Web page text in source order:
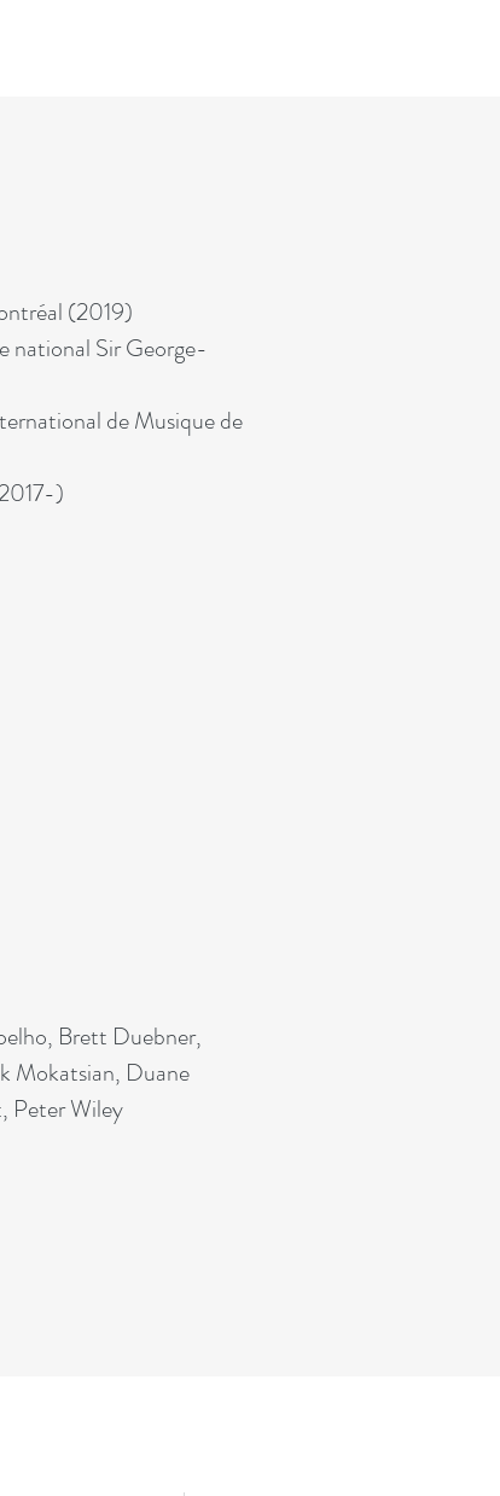
(2019)
national Sir George-
de Musique de
)
Brett Duebner,
Mokatsian, Duane
Peter Wiley